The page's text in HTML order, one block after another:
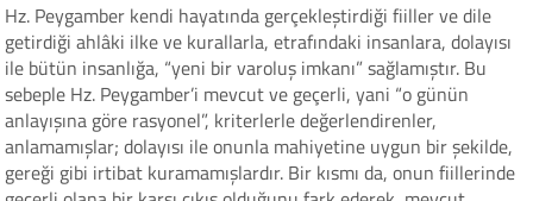
Hz. Peygamber kendi hayatında gerçekleştirdiği fiiller ve dile
getirdiği ahlâki ilke ve kurallarla, etrafındaki insanlara, dolayısı
ile bütün insanlığa, “yeni bir varoluş imkanı” sağlamıştır. Bu
sebeple Hz. Peygamber’i mevcut ve geçerli, yani “o günün
anlayışına göre rasyonel”, kriterlerle değerlendirenler,
anlamamışlar; dolayısı ile onunla mahiyetine uygun bir şekilde,
gereği gibi irtibat kuramamışlardır. Bir kısmı da, onun fiillerinde